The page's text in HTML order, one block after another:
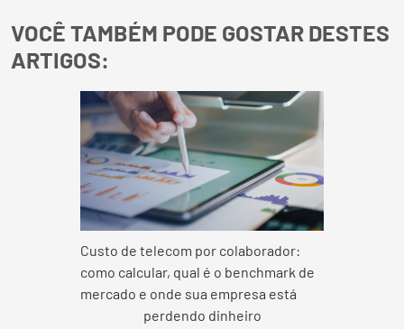
VOCÊ TAMBÉM PODE GOSTAR DESTES
ARTIGOS:
Custo de telecom por colaborador:
como calcular, qual é o benchmark de
mercado e onde sua empresa está
perdendo dinheiro